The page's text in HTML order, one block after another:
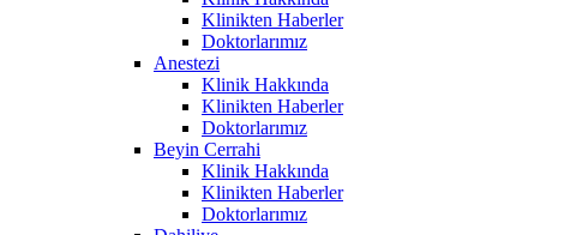
Klinikten Haberler
Doktorlarımız
Anestezi
Klinik Hakkında
Klinikten Haberler
Doktorlarımız
Beyin Cerrahi
Klinik Hakkında
Klinikten Haberler
Doktorlarımız